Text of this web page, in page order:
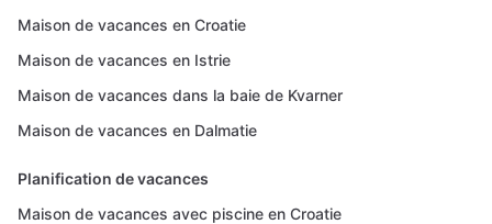
Maison de vacances en Croatie
Maison de vacances en Istrie
Maison de vacances dans la baie de Kvarner
Maison de vacances en Dalmatie
Planification de vacances
Maison de vacances avec piscine en Croatie